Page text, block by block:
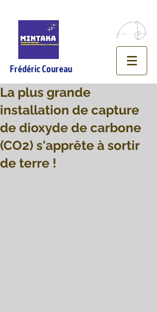
Frédéric Coureau
La plus grande
installation de capture
de dioxyde de carbone
(CO2) s'apprête à sortir
de terre !